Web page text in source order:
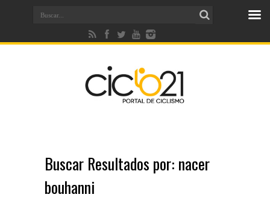
Buscar Resultados por: nacer
bouhanni